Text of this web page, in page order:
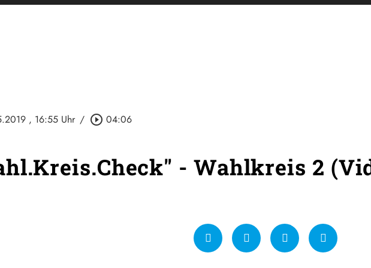
, 16:55 Uhr / play_circle_outline 04:06
- Wahlkreis 2